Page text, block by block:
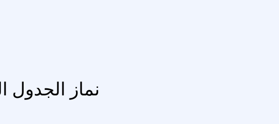
نماز الجدول